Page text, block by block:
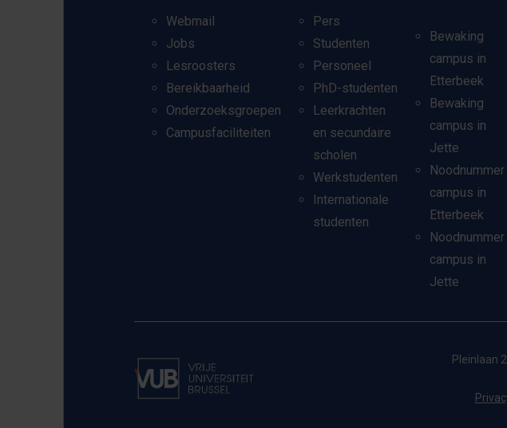
Webmail
Jobs
Lesroosters
Bereikbaarheid
Onderzoeksgroepen
Campusfaciliteiten
Pers
Studenten
Personeel
PhD-studenten
Leerkrachten
en secundaire
scholen
Werkstudenten
Internationale
studenten
Bewaking
campus in
Etterbeek
Bewaking
campus in
Jette
Noodnummer
campus in
Etterbeek
Noodnummer
campus in
Jette
Pleinlaan